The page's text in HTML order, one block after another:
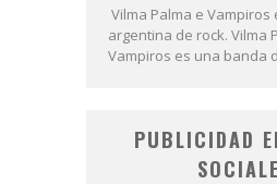
Vilma Palma e
argentina de rock. Vilma
Vampiros es una banda
PUBLICIDAD